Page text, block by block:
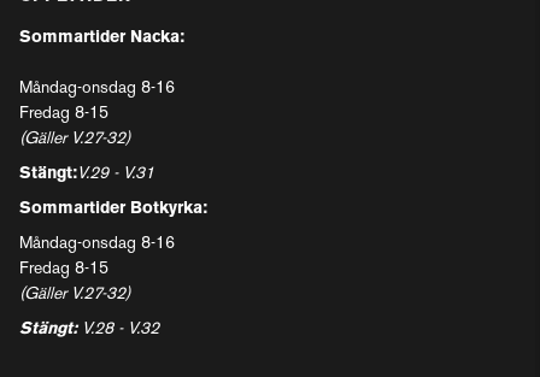
Sommartider Nacka:
Måndag-onsdag 8-16
Fredag 8-15
(Gäller V.27-32)
Stängt:V.29 - V.31
Sommartider Botkyrka:
Måndag-onsdag 8-16
Fredag 8-15
(Gäller V.27-32)
Stängt: V.28 - V.32